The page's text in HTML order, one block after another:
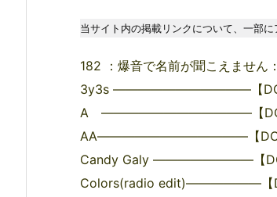
当サイト内の掲載リンクについて、一部
182 ：爆音で名前が聞こえませ
3y3s ―――――――――――【
A ――――――――――――【
AA――――――――――――【
Candy Galy ――――――――【
Colors(radio edit)――――――【